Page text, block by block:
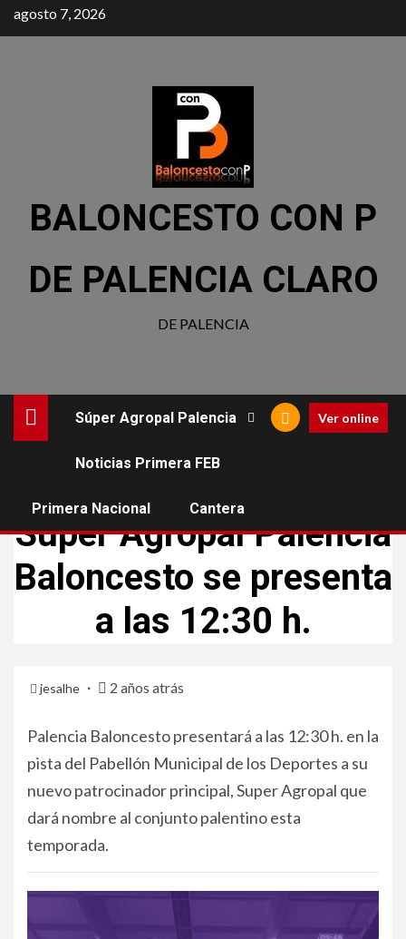
agosto 7, 2026
BALONCESTO CON P
DE PALENCIA CLARO
DE PALENCIA
Súper Agropal Palencia
Noticias Primera FEB
Primera Nacional Cantera
Ver online
Super Agropal Palencia
Baloncesto se presenta
a las 12:30 h.
jesalhe 2 años atrás
Palencia Baloncesto presentará a las 12:30 h. en la
pista del Pabellón Municipal de los Deportes a su
nuevo patrocinador principal, Super Agropal que
dará nombre al conjunto palentino esta
temporada.